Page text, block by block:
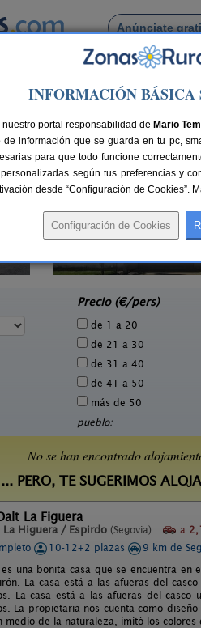
Anúnciate
Busca por pueblo
Espirdo
Casa Rural Hoces del
Villar
Precio (€/pers)
de 1 a 20
de 21 a 30
de 31 a 40
de 41 a 50
más de 50
pueblo:
No se han encontrado
... PERO, TE SUGERIMOS
La Figuera
La Higuera / Espirdo (Segovia) a
10-12+2 plazas
9 km de
una bonita casa que se encuentra
La casa está a las afueras del
La casa está a las afueras del
La propietaria nos cuenta como
medio de la naturaleza, imitó los
INFORMACIÓN BÁSICA
portal responsabilidad de Mario
información que se guarda en tu pc,
para que todo funcione
según tus preferencias y
desde “Configuración de Cookies”.